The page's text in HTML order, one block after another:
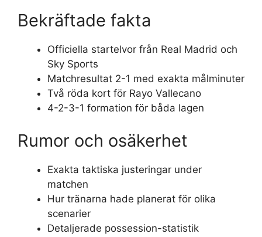
Bekräftade fakta
Officiella startelvor från Real Madrid och
Sky Sports
Matchresultat 2-1 med exakta målminuter
Två röda kort för Rayo Vallecano
4-2-3-1 formation för båda lagen
Rumor och osäkerhet
Exakta taktiska justeringar under
matchen
Hur tränarna hade planerat för olika
scenarier
Detaljerade possession-statistik